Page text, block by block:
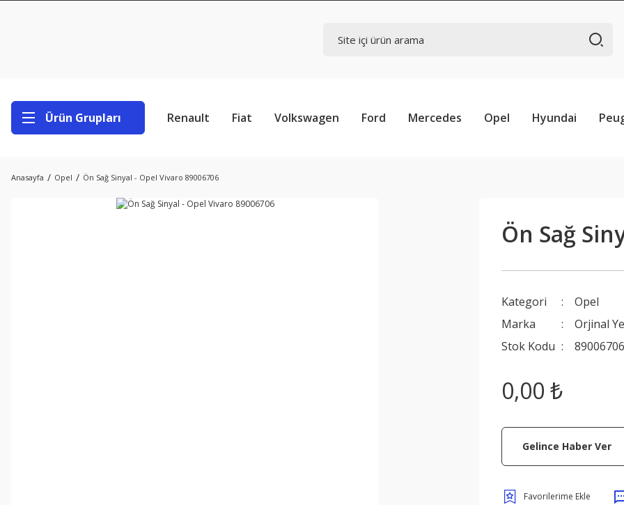
Ürün Grupları Renault Fiat Volkswagen Ford Mercedes Opel Hyundai
Anasayfa Opel Ön Sağ Sinyal - Opel Vivaro 89006706
Ön Sağ
Kategori
Opel
Marka
Orjinal
Stok Kodu
89006706
0,00 ₺
Gelince Haber Ver